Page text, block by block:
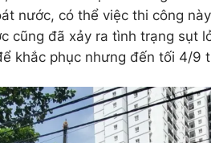
nước, có thể việc thi công
cũng đã xảy ra tình trạng sụt
khắc phục nhưng đến tối 4/9